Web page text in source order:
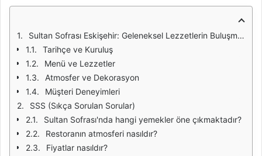
Sultan Sofrası Eskişehir: Geleneksel Lezzetlerin Buluşma Noktası
Tarihçe ve Kuruluş
Menü ve Lezzetler
Atmosfer ve Dekorasyon
Müşteri Deneyimleri
SSS (Sıkça Sorulan Sorular)
Sultan Sofrası'nda hangi yemekler öne çıkmaktadır?
Restoranın atmosferi nasıldır?
Fiyatlar nasıldır?